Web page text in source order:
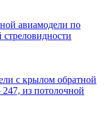
авиамодели по
с крылом обратной
из потолочной